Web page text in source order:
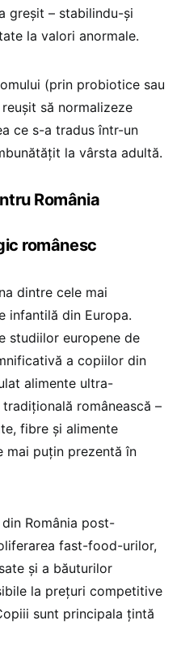
greșit – stabilindu-și
la valori anormale.
(prin probiotice sau
să normalizeze
ce s-a tradus într-un
la vârsta adultă.
România
românesc
dintre cele mai
infantilă din Europa.
studiilor europene de
a copiilor din
alimente ultra-
românească –
fibre și alimente
mai puțin prezentă în
România post-
fast-food-urilor,
și a băuturilor
la prețuri competitive
sunt principala țintă